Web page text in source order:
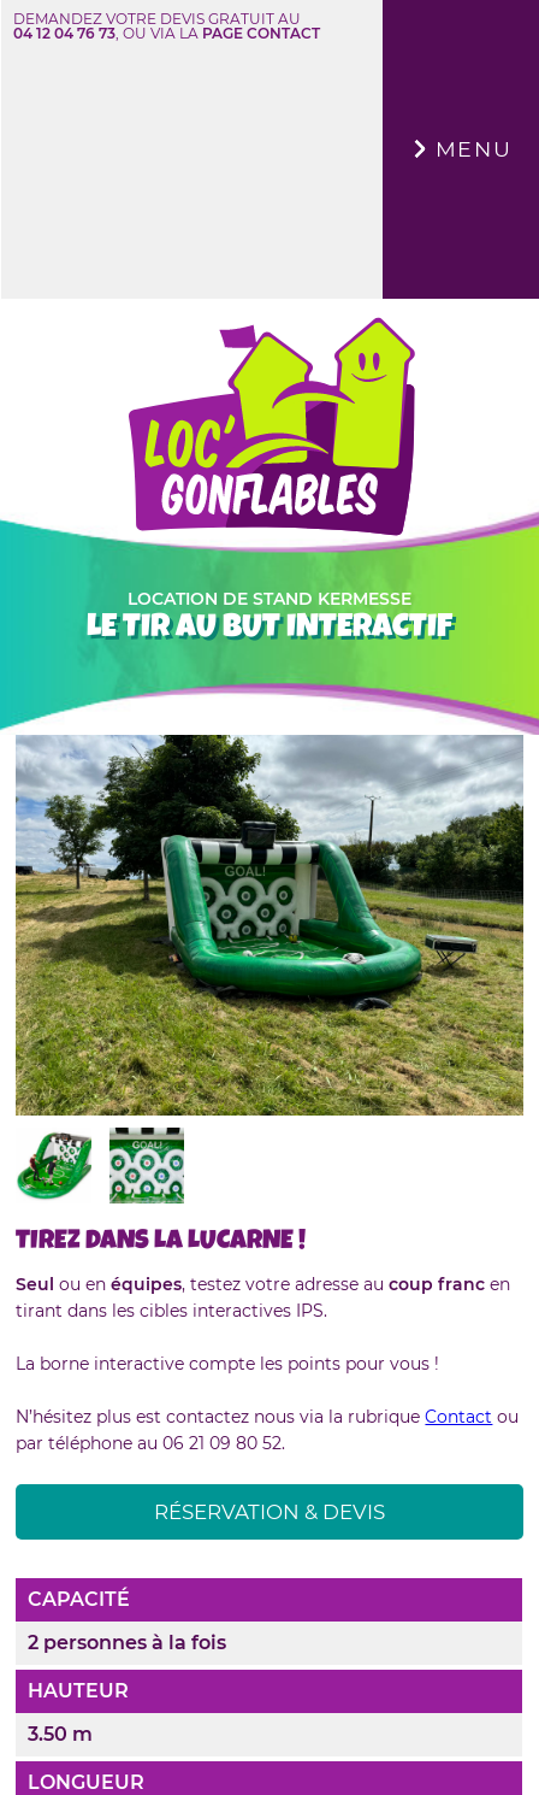
DEMANDEZ VOTRE DEVIS GRATUIT AU
04 12 04 76 73, OU VIA LA PAGE CONTACT
×MENU
LOCATION DE STAND KERMESSE
LE TIR AU BUT INTERACTIF
TIREZ DANS LA LUCARNE !
Seul ou enéquipes, testez votre adresse aucoup franc en
tirant dans les cibles interactives IPS.
La borne interactive compte les points pour vous !
N’hésitez plus est contactez nous via la rubriqueContact ou
par téléphone au 06 21 09 80 52.
RÉSERVATION & DEVIS
CAPACITÉ
2 personnes à la fois
HAUTEUR
3.50 m
LONGUEUR